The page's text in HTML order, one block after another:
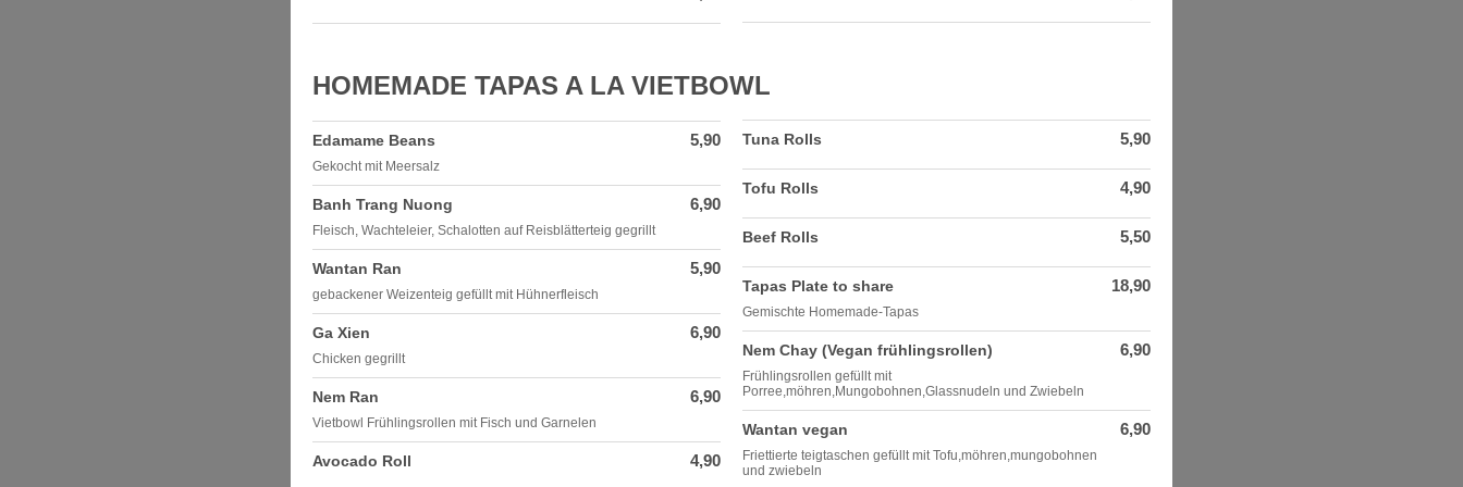
HOMEMADE TAPAS A LA VIETBOWL
Edamame Beans
Gekocht mit Meersalz
5,90
Banh Trang Nuong
Fleisch, Wachteleier, Schalotten auf Reisblätterteig gegrillt
6,90
Wantan Ran
gebackener Weizenteig gefüllt mit Hühnerfleisch
5,90
Ga Xien
Chicken gegrillt
6,90
Nem Ran
Vietbowl Frühlingsrollen mit Fisch und Garnelen
6,90
Avocado Roll 4,90
Tuna Rolls 5,90
Tofu Rolls 4,90
Beef Rolls 5,50
Tapas Plate to share
Gemischte Homemade-Tapas
18,90
Nem Chay (Vegan frühlingsrollen)
Frühlingsrollen gefüllt mit
Porree,möhren,Mungobohnen,Glassnudeln und Zwiebeln
6,90
Wantan vegan
Friettierte teigtaschen gefüllt mit Tofu,möhren,mungobohnen
und zwiebeln
6,90